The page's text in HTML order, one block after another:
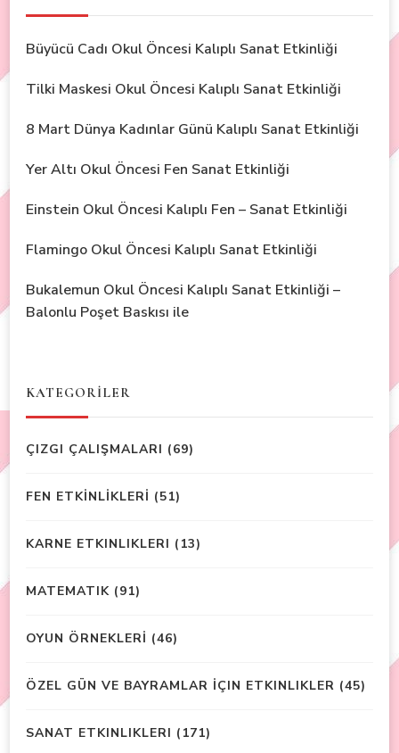
Büyücü Cadı Okul Öncesi Kalıplı Sanat Etkinliği
Tilki Maskesi Okul Öncesi Kalıplı Sanat Etkinliği
8 Mart Dünya Kadınlar Günü Kalıplı Sanat Etkinliği
Yer Altı Okul Öncesi Fen Sanat Etkinliği
Einstein Okul Öncesi Kalıplı Fen – Sanat Etkinliği
Flamingo Okul Öncesi Kalıplı Sanat Etkinliği
Bukalemun Okul Öncesi Kalıplı Sanat Etkinliği –
Balonlu Poşet Baskısı ile
KATEGORİLER
ÇIZGI ÇALIŞMALARI (69)
FEN ETKİNLİKLERİ (51)
KARNE ETKINLIKLERI (13)
MATEMATIK (91)
OYUN ÖRNEKLERİ (46)
ÖZEL GÜN VE BAYRAMLAR İÇIN ETKINLIKLER (45)
SANAT ETKINLIKLERI (171)